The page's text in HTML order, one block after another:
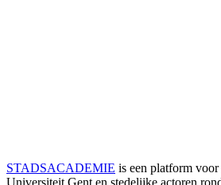
STADSACADEMIE is een platform
Universiteit Gent en stedelijke actoren